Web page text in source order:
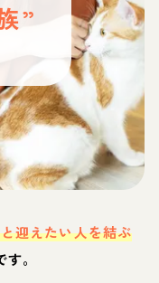
”
迎えたい人を結ぶ
す。